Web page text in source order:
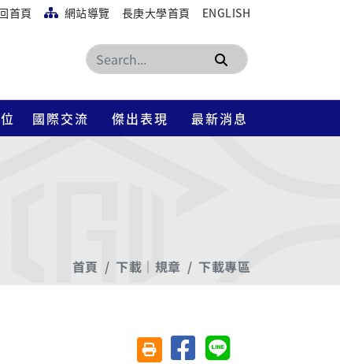
首頁 網站導覽 長庚大學首頁 ENGLISH
搜尋
國際交流 傑出表現 最新消息
首頁 下載｜規章 下載專區
友善列印(另開視窗)
分享至臉書分享至 Line